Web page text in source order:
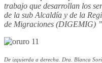
trabajo que desarrollan los
de la sub Alcaldía y de la
de Migraciones (DIGEMIG) ”
De izquierda a derecha. Dra. Blanca